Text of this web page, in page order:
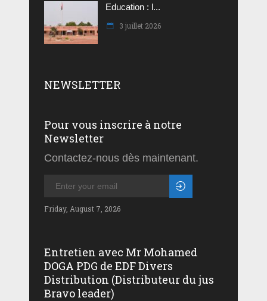
Education : l...
3 juillet 2026
NEWSLETTER
Pour vous inscrire à notre
Newsletter
Contactez-nous dès maintenant.
Friday, August 7, 2026
Entretien avec Mr Mohamed
DOGA PDG de EDF Divers
Distribution (Distributeur du jus
Bravo leader)